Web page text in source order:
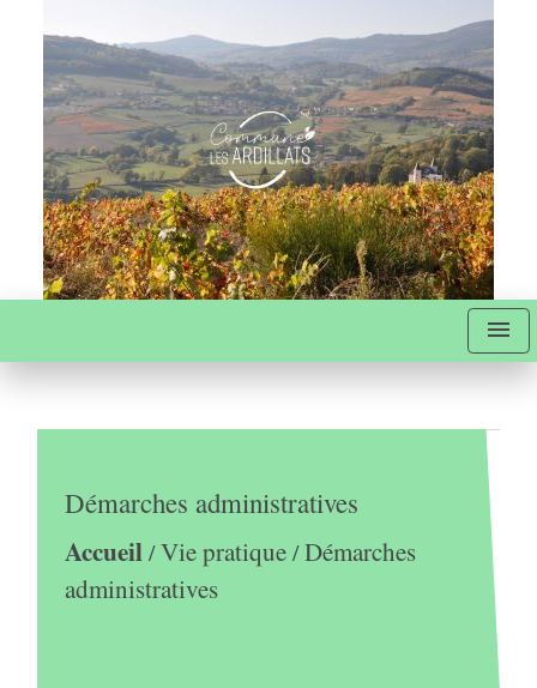
menu
Démarches administratives
Accueil/Vie pratique/Démarches
administratives